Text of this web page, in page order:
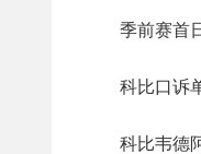
季前赛首
科比口诉
科比韦德